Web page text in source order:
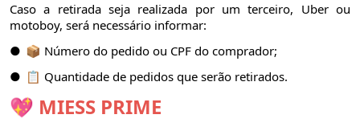
Caso a retirada seja realizada por um terceiro, Uber ou
motoboy, será necessário informar:
● 📦 Número do pedido ou CPF do comprador;
● 📋 Quantidade de pedidos que serão retirados.
💖​ MIESS PRIME